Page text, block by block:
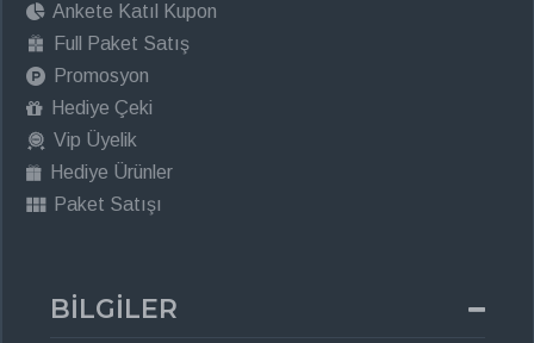
Ankete Katıl Kupon
Full Paket Satış
Promosyon
Hediye Çeki
Vip Üyelik
Hediye Ürünler
Paket Satışı
BİLGİLER